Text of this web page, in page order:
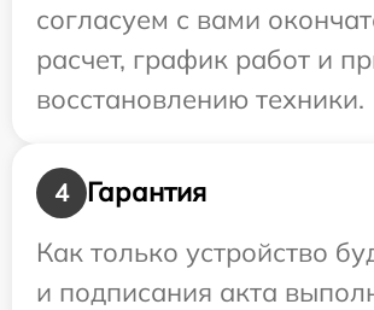
согласуем с вами
расчет, график работ и
восстановлению техники.
4
Гарантия
Как только устройство
и подписания акта